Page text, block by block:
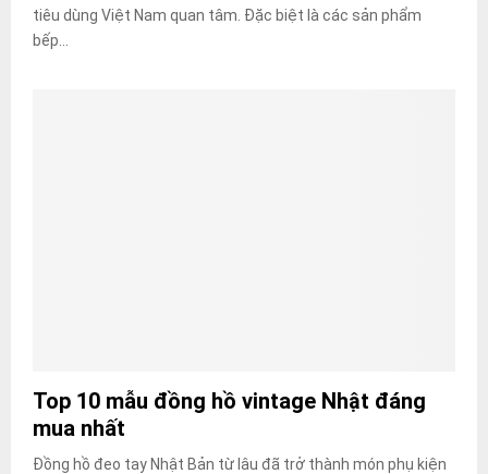
tiêu dùng Việt Nam quan tâm. Đặc biệt là các sản phẩm
bếp...
Top 10 mẫu đồng hồ vintage Nhật đáng
mua nhất
Đồng hồ đeo tay Nhật Bản từ lâu đã trở thành món phụ kiện